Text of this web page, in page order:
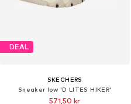
DEAL
SKECHERS
Sneaker low 'D LITES HIKER'
571,50 kr